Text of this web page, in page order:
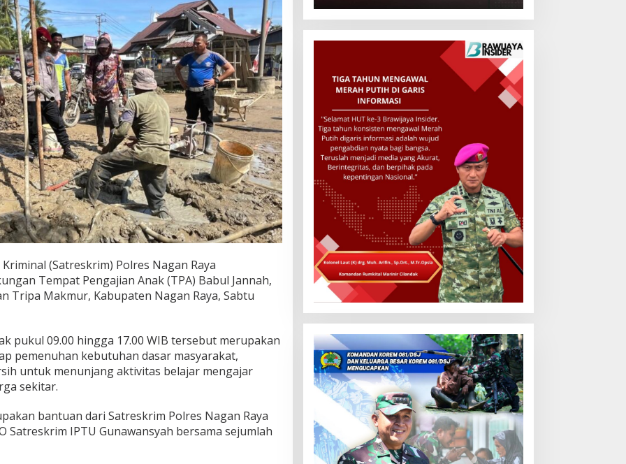
Kriminal (Satreskrim) Polres Nagan Raya
Tempat Pengajian Anak (TPA) Babul Jannah,
Tripa Makmur, Kabupaten Nagan Raya, Sabtu
pukul 09.00 hingga 17.00 WIB tersebut merupakan
pemenuhan kebutuhan dasar masyarakat,
untuk menunjang aktivitas belajar mengajar
sekitar.
bantuan dari Satreskrim Polres Nagan Raya
Satreskrim IPTU Gunawansyah bersama sejumlah